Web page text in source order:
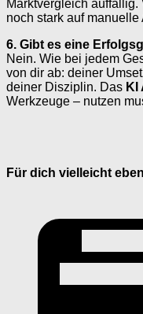
Marktvergleich
noch stark auf manuelle
6. Gibt es eine
Nein. Wie bei jedem
von dir ab: deiner
deiner Disziplin. Das KI
Werkzeuge – nutzen
Für dich vielleicht